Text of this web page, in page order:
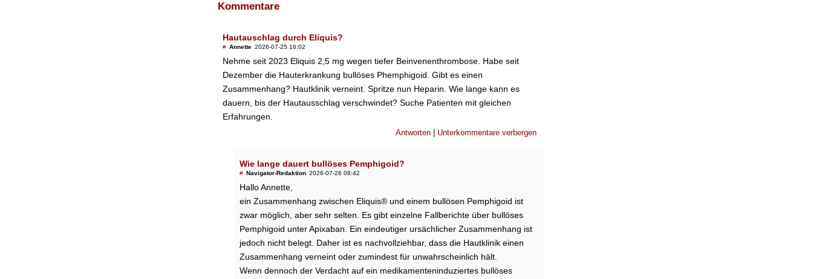
Kommentare
Hautauschlag durch Eliquis?
# Annette 2026-07-25 16:02
Nehme seit 2023 Eliquis 2,5 mg wegen tiefer Beinvenenthrombose. Habe seit
Dezember die Hauterkrankung bullöses Phemphigoid. Gibt es einen
Zusammenhang? Hautklinik verneint. Spritze nun Heparin. Wie lange kann es
dauern, bis der Hautausschlag verschwindet? Suche Patienten mit gleichen
Erfahrungen.
Antworten Unterkommentare verbergen
Wie lange dauert bullöses Pemphigoid?
# Navigator-Redaktion 2026-07-26 08:42
Hallo Annette,
ein Zusammenhang zwischen Eliquis® und einem bullösen Pemphigoid ist
zwar möglich, aber sehr selten. Es gibt einzelne Fallberichte über bullöses
Pemphigoid unter Apixaban. Ein eindeutiger ursächlicher Zusammenhang ist
jedoch nicht belegt. Daher ist es nachvollziehbar, dass die Hautklinik einen
Zusammenhang verneint oder zumindest für unwahrscheinlich hält.
Wenn dennoch der Verdacht auf ein medikamenteninduziertes bullöses